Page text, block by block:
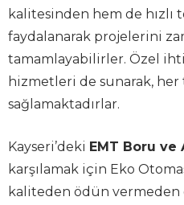
kalitesinden hem de
faydalanarak projelerini
tamamlayabilirler. Özel
hizmetleri de sunarak,
sağlamaktadırlar.
Kayseri’deki EMT Boru ve
karşılamak için Eko
kaliteden ödün